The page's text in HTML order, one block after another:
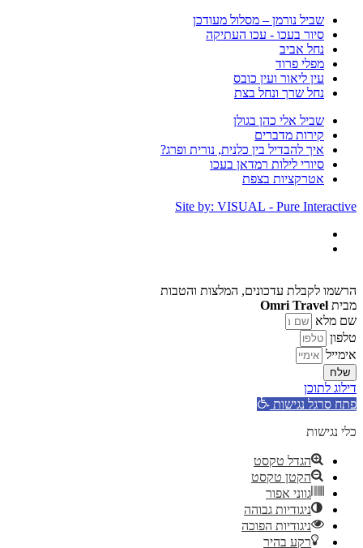
שביל נורמן – מסלול מעודכן
סיור בעכו - עכו העתיקה
נחל אביב
מפלי פרוד
עין ליאור ועין כובס
נחל שרך ונחל בצת
שביל אלי כהן בגולן
קירות מדברים
איך להבדיל בין כלנית, נורית ופרג?
סיורי לילות רמדאן בעכו
אטרקציות בצפת
Site by: VISUAL - Pure Interactive
הרשמו לקבלת עדכונים, המלצות והטבות
מביתOmri Travel
שם מלא
טלפון
אימייל
שלח
דילוג לתוכן
פתח סרגל נגישות
כלי נגישות
הגדל טקסט
הקטן טקסט
גווני אפור
ניגודיות גבוהה
ניגודיות הפוכה
רקע בהיר